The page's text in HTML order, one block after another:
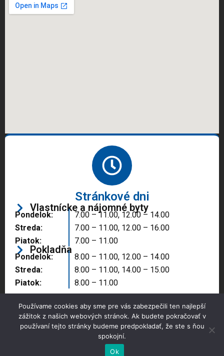
Stránkové dni
Vlastnícke a nájomné byty
Pondelok:
Streda:
Piatok:
7.00 – 11.00, 12.00 – 14.00
7.00 – 11.00, 12.00 – 16.00
7.00 – 11.00
Pokladňa
Pondelok:
Streda:
Piatok:
8.00 – 11.00, 12.00 – 14.00
8.00 – 11.00, 14.00 – 15.00
8.00 – 11.00
Copyright © 2025 Správa majetku mesta, n.o.,
Partizánske
Používame cookies aby sme pre vás zabezpečili ten najlepší
zážitok z našich webových stránok. Ak budete pokračovať v
používaní tejto stránky budeme predpokladať, že ste s ňou
spokojní.
Ok